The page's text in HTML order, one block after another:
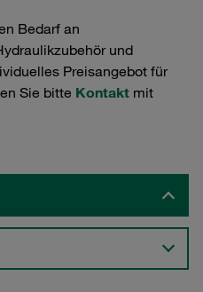
Bedarf an
und
Preisangebot für
Sie bitte Kontakt mit